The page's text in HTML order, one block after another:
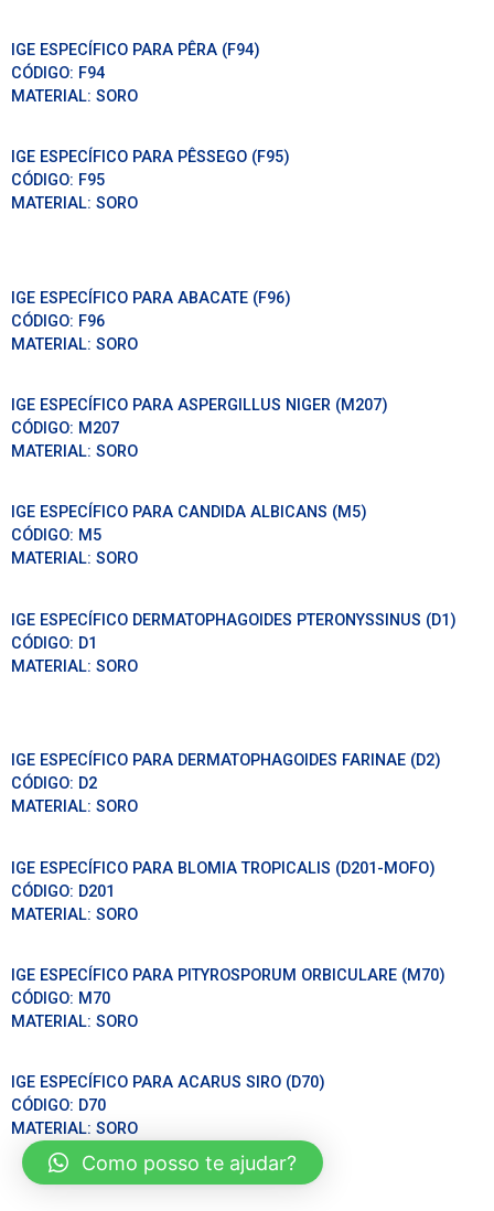
IGE ESPECÍFICO PARA PÊRA (F94)
CÓDIGO: F94
MATERIAL: SORO
IGE ESPECÍFICO PARA PÊSSEGO (F95)
CÓDIGO: F95
MATERIAL: SORO
IGE ESPECÍFICO PARA ABACATE (F96)
CÓDIGO: F96
MATERIAL: SORO
IGE ESPECÍFICO PARA ASPERGILLUS NIGER (M207)
CÓDIGO: M207
MATERIAL: SORO
IGE ESPECÍFICO PARA CANDIDA ALBICANS (M5)
CÓDIGO: M5
MATERIAL: SORO
IGE ESPECÍFICO DERMATOPHAGOIDES PTERONYSSINUS (D1)
CÓDIGO: D1
MATERIAL: SORO
IGE ESPECÍFICO PARA DERMATOPHAGOIDES FARINAE (D2)
CÓDIGO: D2
MATERIAL: SORO
IGE ESPECÍFICO PARA BLOMIA TROPICALIS (D201-MOFO)
CÓDIGO: D201
MATERIAL: SORO
IGE ESPECÍFICO PARA PITYROSPORUM ORBICULARE (M70)
CÓDIGO: M70
MATERIAL: SORO
IGE ESPECÍFICO PARA ACARUS SIRO (D70)
CÓDIGO: D70
MATERIAL: SORO
Como posso te ajudar?